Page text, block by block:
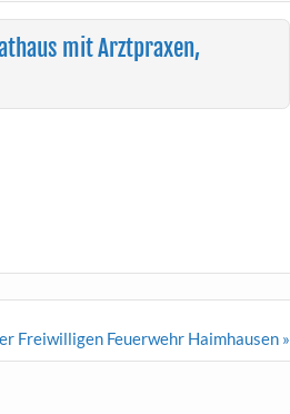
mit Arztpraxen,
Freiwilligen Feuerwehr Haimhausen »